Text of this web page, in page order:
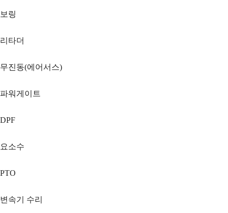
보링
리타더
무진동(에어서스)
파워게이트
DPF
요소수
PTO
변속기 수리